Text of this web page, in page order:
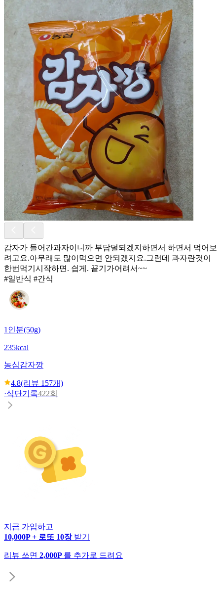
감자가 들어간과자이니까 부담덜되겠지하면서 하면서 먹어보
려고요.아무래도 많이먹으면 안되겠지요.그런데 과자란것이
한번먹기시작하면. 싑게. 끝기가어려서~~
#일반식 #간식
1인분(50g)
235kcal
농심감자깡
4.8(리뷰 157개)
·식단기록422회
지금 가입하고
10,000P + 로또 10장 받기
리뷰 쓰면 2,000P 를 추가로 드려요